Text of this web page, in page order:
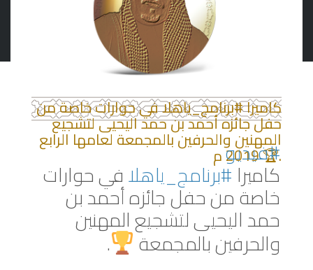
كاميرا #برنامج_ياهلا في حوارات خاصة من
حفل جائزه أحمد بن حمد اليحيى لتشجيع
المهنين والحرفين بالمجمعة لعامها الرابع
2019 م 🏆.
#فيديو
كاميرا #برنامج_ياهلا في حوارات
خاصة من حفل جائزه أحمد بن
حمد اليحيى لتشجيع المهنين
والحرفين بالمجمعة